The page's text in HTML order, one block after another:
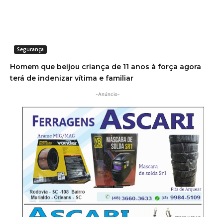
Segurança
Homem que beijou criança de 11 anos à força agora
terá de indenizar vítima e familiar
-Anúncio-